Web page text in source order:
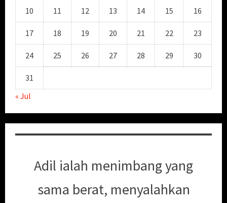
10 11 12 13 14 15 16
17 18 19 20 21 22 23
24 25 26 27 28 29 30
31
« Jul
Adil ialah menimbang yang
sama berat, menyalahkan